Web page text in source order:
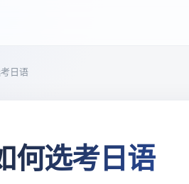
日语
何选考日语